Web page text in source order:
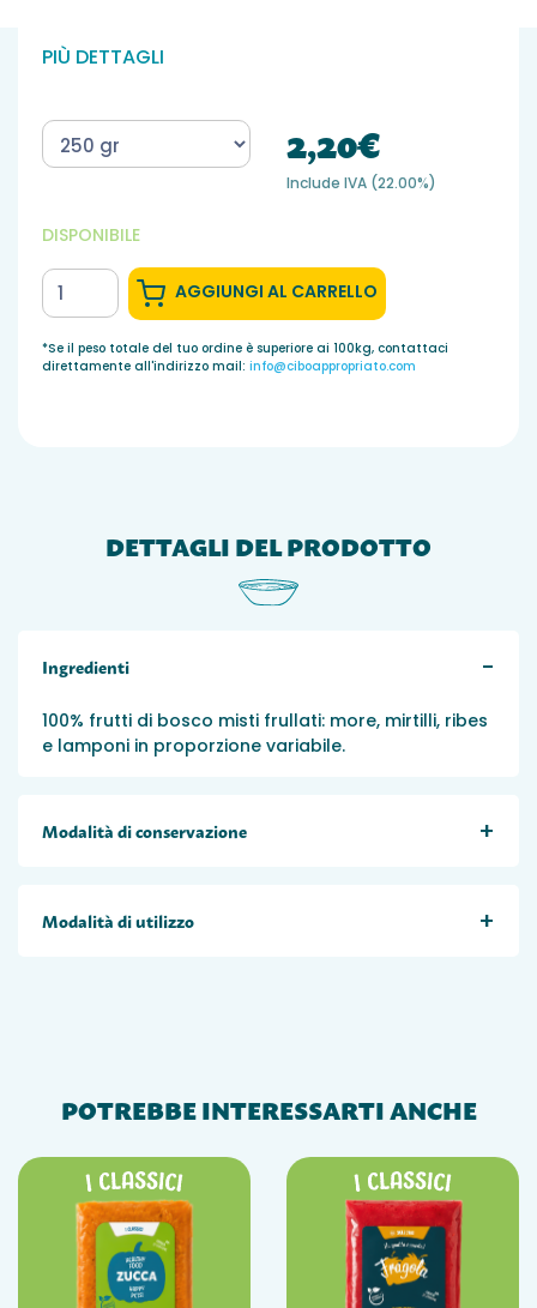
PIÙ DETTAGLI
2,20€
Include IVA (22.00%)
DISPONIBILE
AGGIUNGI AL CARRELLO
*Se il peso totale del tuo ordine è superiore ai 100kg, contattaci
direttamente all'indirizzo mail: info@ciboappropriato.com
DETTAGLI DEL PRODOTTO
Ingredienti -
100% frutti di bosco misti frullati: more, mirtilli, ribes
e lamponi in proporzione variabile.
Modalità di conservazione +
Modalità di utilizzo +
POTREBBE INTERESSARTI ANCHE